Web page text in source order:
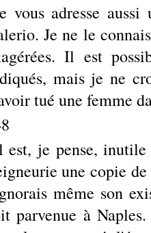
vous adresse
Je ne le
Il est
mais je ne
tué une femme
est, je pense,
une copie
même son
parvenue à